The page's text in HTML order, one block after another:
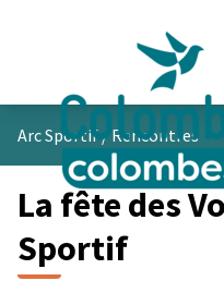
Arc Sportif/ Rencontres
La fête des
Sportif